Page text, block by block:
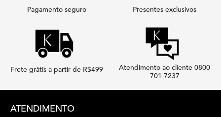
Pagamento seguro Presentes exclusivos
Frete grátis a partir de R$499
Atendimento ao cliente 0800
701 7237
ATENDIMENTO